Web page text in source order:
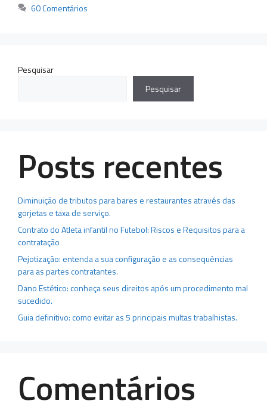
60 Comentários
Pesquisar
Pesquisar
Posts recentes
Diminuição de tributos para bares e restaurantes através das
gorjetas e taxa de serviço.
Contrato do Atleta infantil no Futebol: Riscos e Requisitos para a
contratação
Pejotização: entenda a sua configuração e as consequências
para as partes contratantes.
Dano Estético: conheça seus direitos após um procedimento mal
sucedido.
Guia definitivo: como evitar as 5 principais multas trabalhistas.
Comentários